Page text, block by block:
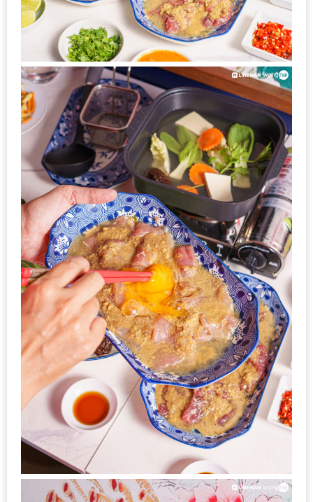
TOP
10
ร้าน
อาหาร
ที่
เข้า
ชม
มาก
ที่สุด
ประจำ
ปี
2557
กิจกรรม
ชิง
รางวัล
กับ
สมาชิก
ENEWS
น้า
ชวน
หิว